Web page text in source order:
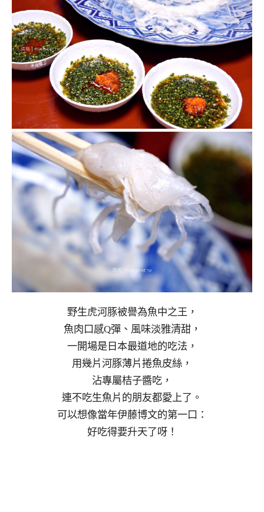
野生虎河豚被譽為魚中之王，
魚肉口感Q彈、風味淡雅清甜，
一開場是日本最道地的吃法，
用幾片河豚薄片捲魚皮絲，
沾專屬桔子醬吃，
連不吃生魚片的朋友都愛上了。
可以想像當年伊藤博文的第一口：
好吃得要升天了呀！